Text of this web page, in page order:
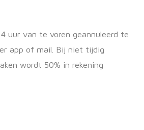
uur van te voren geannuleerd te
app of mail. Bij niet tijdig
wordt 50% in rekening